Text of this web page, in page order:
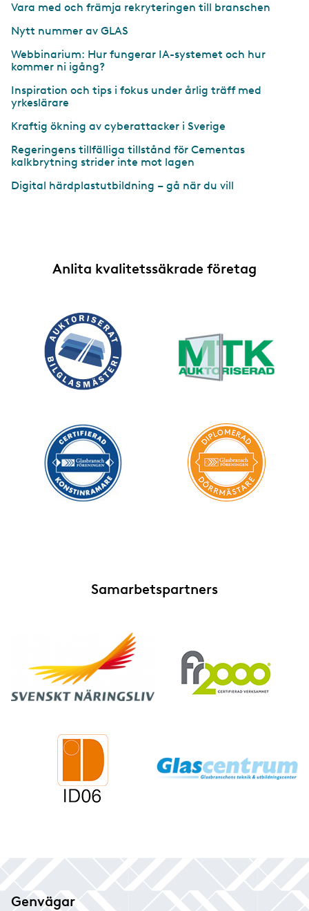
Vara med och främja rekryteringen till branschen
Nytt nummer av GLAS
Webbinarium: Hur fungerar IA-systemet och hur
kommer ni igång?
Inspiration och tips i fokus under årlig träff med
yrkeslärare
Kraftig ökning av cyberattacker i Sverige
Regeringens tillfälliga tillstånd för Cementas
kalkbrytning strider inte mot lagen
Digital härdplastutbildning – gå när du vill
Anlita kvalitetssäkrade företag
Samarbetspartners
Genvägar